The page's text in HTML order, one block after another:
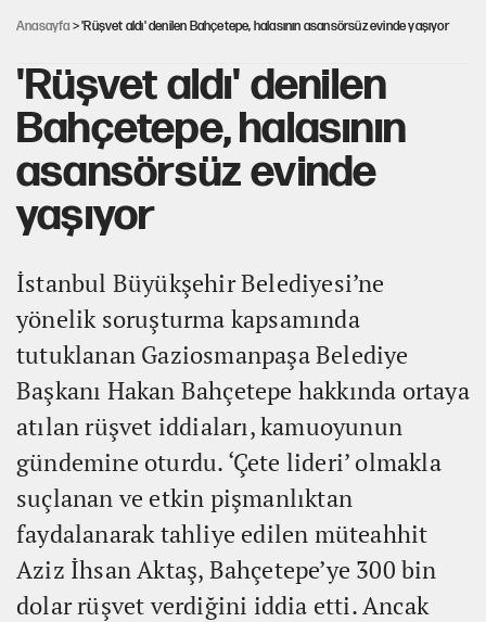
Anasayfa > 'Rüşvet aldı' denilen Bahçetepe, halasının asansörsüz evinde yaşıyor
'Rüşvet aldı' denilen
Bahçetepe, halasının
asansörsüz evinde
yaşıyor
İstanbul Büyükşehir Belediyesi’ne
yönelik soruşturma kapsamında
tutuklanan Gaziosmanpaşa Belediye
Başkanı Hakan Bahçetepe hakkında ortaya
atılan rüşvet iddiaları, kamuoyunun
gündemine oturdu. ‘Çete lideri’ olmakla
suçlanan ve etkin pişmanlıktan
faydalanarak tahliye edilen müteahhit
Aziz İhsan Aktaş, Bahçetepe’ye 300 bin
dolar rüşvet verdiğini iddia etti. Ancak